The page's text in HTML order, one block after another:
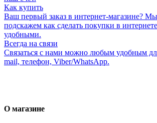
Как купить
Ваш первый заказ в интернет-магазине?
подскажем как сделать покупки в
удобными.
Всегда на связи
Связаться с нами можно любым удобным
mail, телефон, Viber/WhatsApp.
О магазине